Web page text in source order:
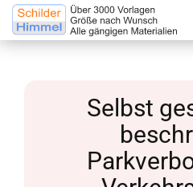
Selbst